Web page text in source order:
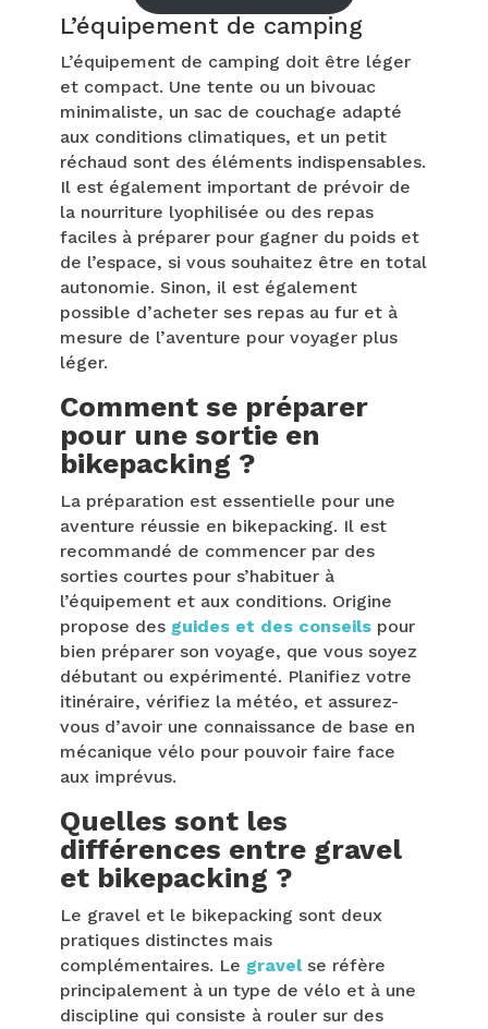
L’équipement de camping
L’équipement de camping doit être léger
et compact. Une tente ou un bivouac
minimaliste, un sac de couchage adapté
aux conditions climatiques, et un petit
réchaud sont des éléments indispensables.
Il est également important de prévoir de
la nourriture lyophilisée ou des repas
faciles à préparer pour gagner du poids et
de l’espace, si vous souhaitez être en total
autonomie. Sinon, il est également
possible d’acheter ses repas au fur et à
mesure de l’aventure pour voyager plus
léger.
Comment se préparer
pour une sortie en
bikepacking ?
La préparation est essentielle pour une
aventure réussie en bikepacking. Il est
recommandé de commencer par des
sorties courtes pour s’habituer à
l’équipement et aux conditions. Origine
propose des guides et des conseilspour
bien préparer son voyage, que vous soyez
débutant ou expérimenté. Planifiez votre
itinéraire, vérifiez la météo, et assurez-
vous d’avoir une connaissance de base en
mécanique vélo pour pouvoir faire face
aux imprévus.
Quelles sont les
différences entre gravel
et bikepacking ?
Le gravel et le bikepacking sont deux
pratiques distinctes mais
complémentaires. Le gravelse réfère
principalement à un type de vélo et à une
discipline qui consiste à rouler sur des